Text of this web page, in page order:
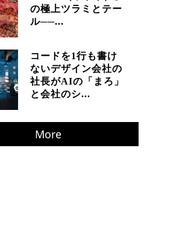
の極上ツラミとテー
ル──...
コードを1行も書け
ないデザイン会社の
社長がAIの「まろ」
と会社のシ...
More